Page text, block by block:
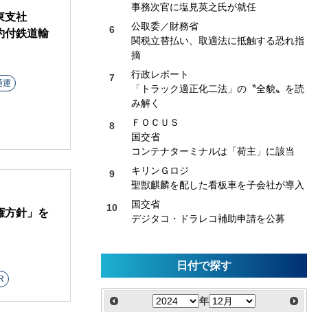
支社
付鉄道輸
運
方針」を
事務次官に塩見英之氏が就任
公取委／財務省
関税立替払い、取適法に抵触する恐れ指
摘
行政レポート
「トラック適正化二法」の〝全貌〟を読
み解く
ＦＯＣＵＳ
国交省
コンテナターミナルは「荷主」に該当
キリンＧロジ
聖獣麒麟を配した看板車を子会社が導入
国交省
デジタコ・ドラレコ補助申請を公募
日付で探す
年